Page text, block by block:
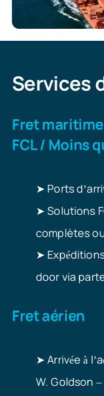
Services
Fret
FCL / Moins
➤ Ports d’
➤ Solutions
complètes
➤ Expé
door via
Fret aérien
➤Arrivéeà l’a
W. Goldson–